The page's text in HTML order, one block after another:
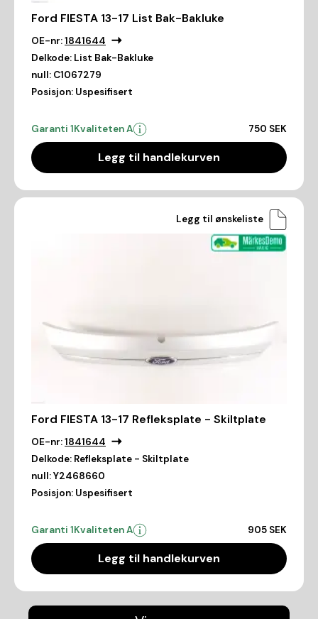
Ford FIESTA 13-17 List Bak-Bakluke
OE-nr:1841644
Delkode: List Bak-Bakluke
null: C1067279
Posisjon: Uspesifisert
Garanti 1Kvaliteten A 750 SEK
Legg til handlekurven
Legg til ønskeliste
Ford FIESTA 13-17 Refleksplate - Skiltplate
OE-nr:1841644
Delkode: Refleksplate - Skiltplate
null:Y2468660
Posisjon: Uspesifisert
Garanti 1Kvaliteten A 905 SEK
Legg til handlekurven